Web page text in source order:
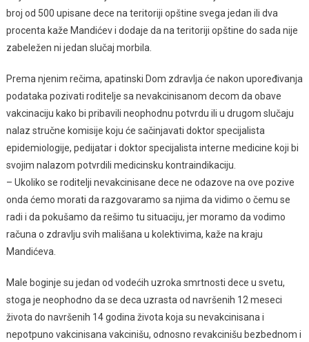
broj od 500 upisane dece na teritoriji opštine svega jedan ili dva
procenta kaže Mandićev i dodaje da na teritoriji opštine do sada nije
zabeležen ni jedan slučaj morbila.
Prema njenim rečima, apatinski Dom zdravlja će nakon upoređivanja
podataka pozivati roditelje sa nevakcinisanom decom da obave
vakcinaciju kako bi pribavili neophodnu potvrdu ili u drugom slučaju
nalaz stručne komisije koju će sačinjavati doktor specijalista
epidemiologije, pedijatar i doktor specijalista interne medicine koji bi
svojim nalazom potvrdili medicinsku kontraindikaciju.
– Ukoliko se roditelji nevakcinisane dece ne odazove na ove pozive
onda ćemo morati da razgovaramo sa njima da vidimo o čemu se
radi i da pokušamo da rešimo tu situaciju, jer moramo da vodimo
računa o zdravlju svih mališana u kolektivima, kaže na kraju
Mandićeva.
Male boginje su jedan od vodećih uzroka smrtnosti dece u svetu,
stoga je neophodno da se deca uzrasta od navršenih 12 meseci
života do navršenih 14 godina života koja su nevakcinisana i
nepotpuno vakcinisana vakcinišu, odnosno revakcinišu bezbednom i